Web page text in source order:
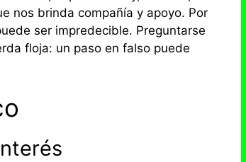
nos brinda compañía y apoyo. Por
ser impredecible. Preguntarse
floja: un paso en falso puede